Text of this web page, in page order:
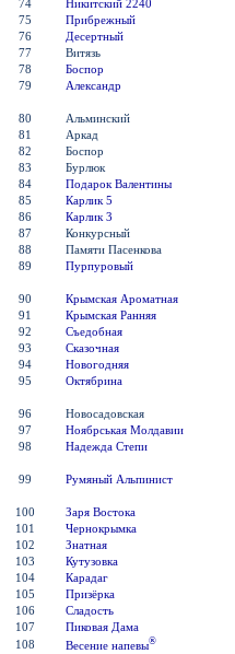
74
Никитский 2240
75
Прибрежный
76
Десертный
77
Витязь
78
Боспор
79
Александр
80
Альминский
81
Аркад
82
Боспор
83
Бурлюк
84
Подарок Валентины
85
Карлик 5
86
Карлик 3
87
Конкурсный
88
Памяти Пасенкова
89
Пурпуровый
90
Крымская Ароматная
91
Крымская Ранняя
92
Съедобная
93
Сказочная
94
Новогодняя
95
Октябрина
96
Новосадовская
97
Ноябрськая Молдавии
98
Надежда Степи
99
Румяный Альпинист
100
Заря Востока
101
Чернокрымка
102
Знатная
103
Кутузовка
104
Карадаг
105
Призёрка
106
Сладость
107
Пиковая Дама
108
Весение напевы®